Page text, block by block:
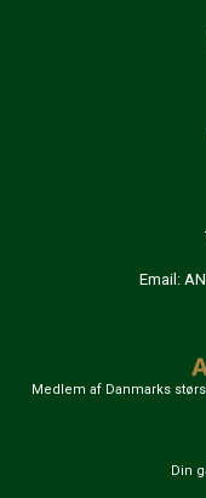
Email:
Medlem af Danmarks
Din